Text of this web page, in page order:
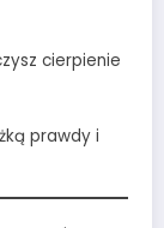
cierpienie
prawdy i